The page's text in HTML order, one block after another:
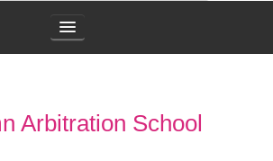
Arbitration School